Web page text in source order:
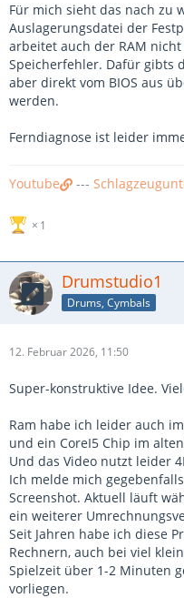
Für mich sieht das nach zu
Auslagerungsdatei der
arbeitet auch der RAM
Speicherfehler. Dafür gibts
aber direkt vom BIOS aus
werden.
Ferndiagnose ist leider
Youtube ---
1
Drumstudio1
Drums, Cymbals
12. Februar 2026, 11:50
Super-konstruktive Idee.
Ram habe ich leider auch
und ein CoreI5 Chip im
Und das Video nutzt leider
Ich melde mich
Screenshot. Aktuell läuft
ein weiterer
Seit Jahren habe ich diese
Rechnern, auch bei viel
Spielzeit über 1-2 Minuten
vorliegen.